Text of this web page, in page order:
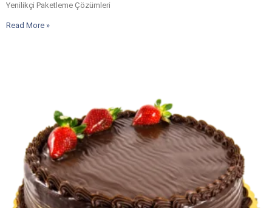
Yenilikçi Paketleme Çözümleri
Read More »